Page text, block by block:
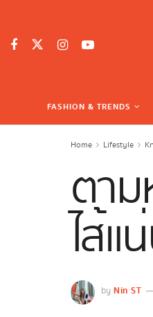
FASHION & TRENDS
Home Lifestyle
ตาม
ไส้แ
by Nin ST